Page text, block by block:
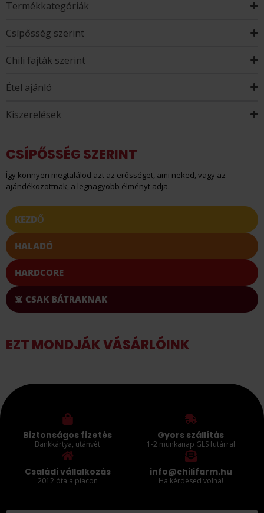
Termékkategóriák
Csípősség szerint
Chili fajták szerint
Étel ajánló
Kiszerelések
CSÍPŐSSÉG SZERINT
Így könnyen megtalálod azt az erősséget, ami neked, vagy az
ajándékozottnak, a legnagyobb élményt adja.
KEZDŐ
HALADÓ
HARDCORE
☠️ CSAK BÁTRAKNAK
EZT MONDJÁK VÁSÁRLÓINK
Biztonságos fizetés
Bankkártya, utánvét
Gyors szállítás
1-2 munkanap GLS futárral
Családi vállalkozás
2012 óta a piacon
info@chilifarm.hu
Ha kérdésed volna!